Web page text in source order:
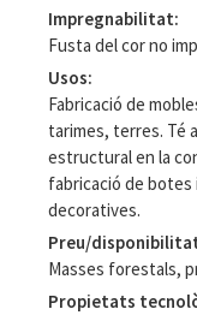
Impregnabilitat
Fusta del cor no
Usos
Fabricació de
tarimes, terres. Té
estructural en la
fabricació de botes
decoratives.
Preu/
Masses forestals,
Propietats